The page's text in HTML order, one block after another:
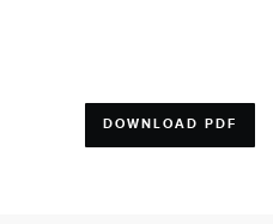
DOWNLOAD PDF